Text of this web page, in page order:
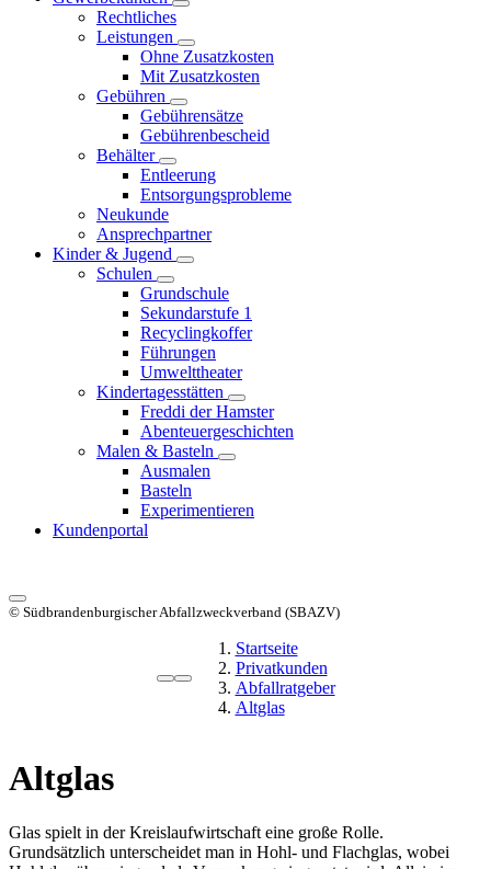
Rechtliches
Leistungen
Ohne Zusatzkosten
Mit Zusatzkosten
Gebühren
Gebührensätze
Gebührenbescheid
Behälter
Entleerung
Entsorgungsprobleme
Neukunde
Ansprechpartner
Kinder & Jugend
Schulen
Grundschule
Sekundarstufe 1
Recyclingkoffer
Führungen
Umwelttheater
Kindertagesstätten
Freddi der Hamster
Abenteuergeschichten
Malen & Basteln
Ausmalen
Basteln
Experimentieren
Kundenportal
© Südbrandenburgischer Abfallzweckverband (SBAZV)
Startseite
Privatkunden
Abfallratgeber
Altglas
Altglas
Glas spielt in der Kreislaufwirtschaft eine große Rolle.
Grundsätzlich unterscheidet man in Hohl- und Flachglas, wobei